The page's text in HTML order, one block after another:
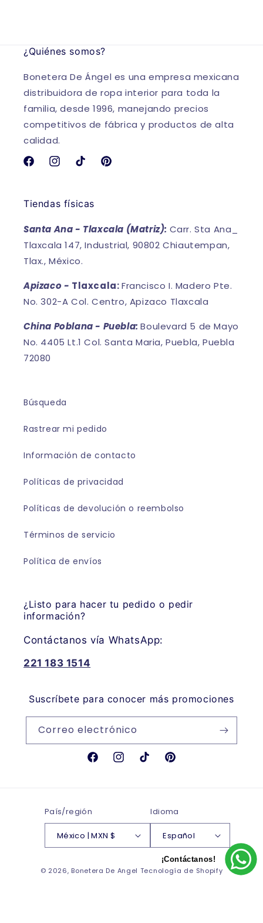
¿Quiénes somos?
Bonetera De Ángel es una empresa mexicana
distribuidora de ropa interior para toda la
familia, desde 1996, manejando precios
competitivos de fábrica y productos de alta
calidad.
FacebookInstagramTikTokPinterest
Tiendas físicas
Santa Ana - Tlaxcala (Matriz): Carr. Sta Ana_
Tlaxcala 147, Industrial, 90802 Chiautempan,
Tlax., México.
Apizaco - Tlaxcala:Francisco I. Madero Pte.
No. 302-A Col. Centro, Apizaco Tlaxcala
China Poblana - Puebla:Boulevard 5 de Mayo
No. 4405 Lt.1 Col. Santa Maria, Puebla, Puebla
72080
Búsqueda
Rastrear mi pedido
Información de contacto
Políticas de privacidad
Políticas de devolución o reembolso
Términos de servicio
Política de envíos
¿Listo para hacer tu pedido o pedir
información?
Contáctanos vía WhatsApp:
221 183 1514
Suscríbete para conocer más promociones
Correo electrónico
FacebookInstagramTikTokPinterest
País/región
México | MXN $
Idioma
Español
Formas
© 2026, Bonetera De Angel Tecnología de Shopify
¡Contáctanos!